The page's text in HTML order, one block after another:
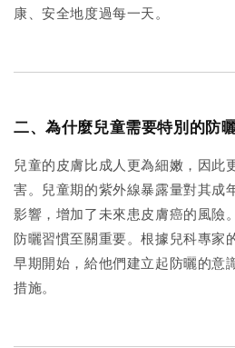
康、安全地度過每一天。
二、為什麼兒童需要特別的防
兒童的皮膚比成人更為細嫩，因此
害。兒童期的紫外線暴露量對其成
影響，增加了未來患皮膚癌的風險
防曬習慣至關重要。根據兒科專家
早期開始，給他們建立起防曬的意
措施。